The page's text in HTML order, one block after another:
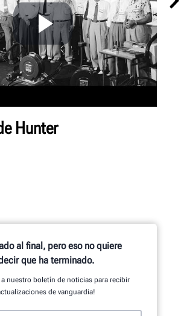
Hunter
al final, pero eso no quiere
que ha terminado.
a nuestro boletín de noticias para recibir
de vanguardia!